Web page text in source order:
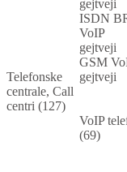
Telefonske
centrale, Call
centri (127)
gejtveji
ISDN
VoIP
gejtveji
GSM
gejtveji
VoIP
(69)